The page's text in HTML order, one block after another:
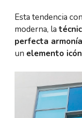
Esta tendencia
moderna, la
perfecta armonía
un elemento